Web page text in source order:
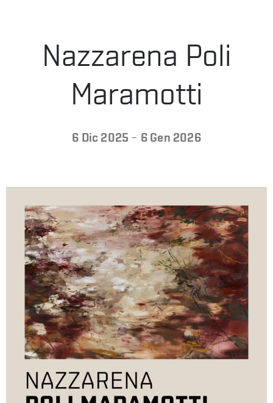
PRESS
SHOP
Nazzarena Poli
Maramotti
6 Dic 2025 - 6 Gen 2026